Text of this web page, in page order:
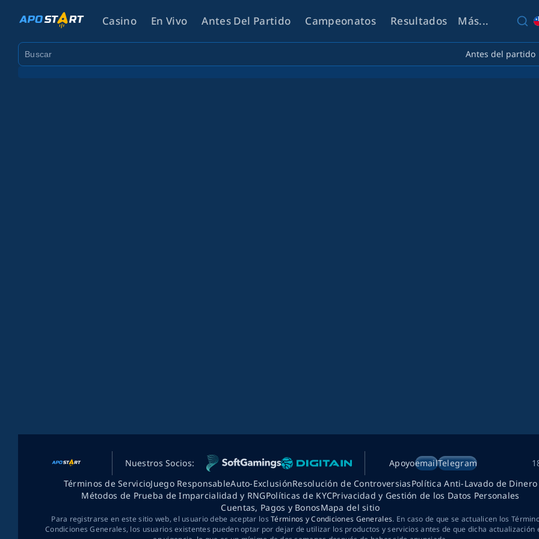
Casino En Vivo Antes Del Partido Campeonatos Resultados Más...
Antes del partido
Nuestros Socios: ApoyoemailTelegram
Términos de ServicioJuego ResponsableAuto-ExclusiónResolución de ControversiasPolítica Anti-Lavado de Dinero
Métodos de Prueba de Imparcialidad y RNGPolíticas de KYCPrivacidad y Gestión de los Datos Personales
Cuentas, Pagos y BonosMapa del sitio
Para registrarse en este sitio web, el usuario debe aceptar losTérminos y Condiciones Generales. En caso de que se actualicen los
Condiciones Generales, los usuarios existentes pueden optar por dejar de utilizar los productos y servicios antes de que dicha actualización